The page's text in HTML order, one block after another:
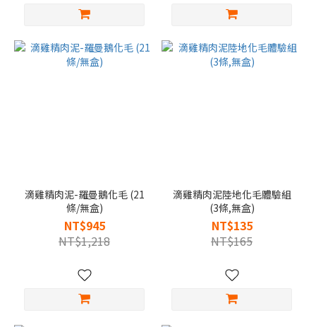
滴雞精肉泥-羅曼鵝化毛 (21
條/無盒)
NT$945
NT$1,218
滴雞精肉泥陸地化毛體驗組
(3條,無盒)
NT$135
NT$165